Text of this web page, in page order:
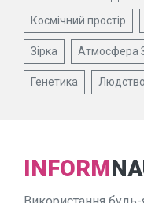
Космічний простір
Зірка Атмосфера
Генетика Людство
INFORM